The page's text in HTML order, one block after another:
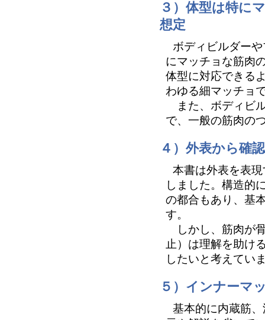
３）体型は特に
想定
ボディビルダー
にマッチョな筋肉
体型に対応できる
わゆる細マッチョ
また、ボディビ
で、一般の筋肉の
４）外表から確
本書は外表を表
しました。構造的
の都合もあり、基
す。
しかし、筋肉が
止）は理解を助け
したいと考えてい
５）インナーマ
基本的に内蔵筋